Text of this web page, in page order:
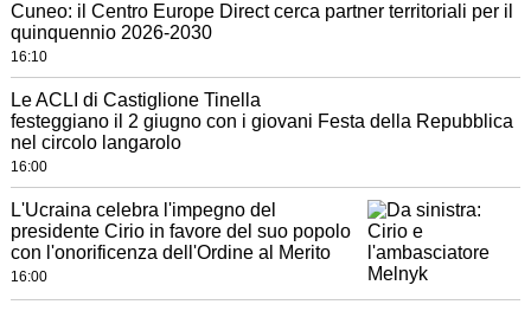
Cuneo: il Centro Europe Direct cerca partner territoriali per il
quinquennio 2026-2030
16:10
Le ACLI di Castiglione Tinella
festeggiano il 2 giugno con i giovani Festa della Repubblica
nel circolo langarolo
16:00
L'Ucraina celebra l'impegno del
presidente Cirio in favore del suo popolo
con l'onorificenza dell'Ordine al Merito
16:00